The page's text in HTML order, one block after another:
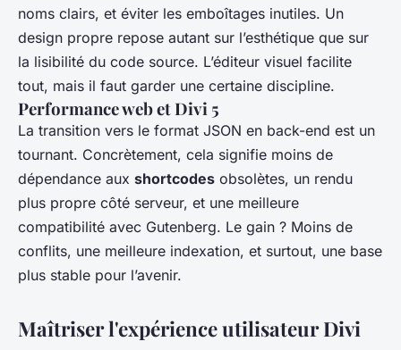
noms clairs, et éviter les emboîtages inutiles. Un
design propre repose autant sur l’esthétique que sur
la lisibilité du code source. L’éditeur visuel facilite
tout, mais il faut garder une certaine discipline.
Performance web et Divi 5
La transition vers le format JSON en back-end est un
tournant. Concrètement, cela signifie moins de
dépendance aux shortcodes obsolètes, un rendu
plus propre côté serveur, et une meilleure
compatibilité avec Gutenberg. Le gain ? Moins de
conflits, une meilleure indexation, et surtout, une base
plus stable pour l’avenir.
Maîtriser l'expérience utilisateur Divi